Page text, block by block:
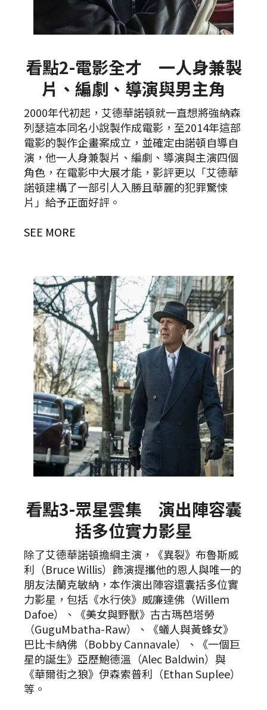
看點2-電影全才 一人身兼製
片、編劇、導演與男主角
2000年代初起，艾德華諾頓就一直想將強納森
列瑟這本同名小說製作成電影，至2014年這部
電影的製作企畫案成立，並確定由諾頓自導自
演，他一人身兼製片、編劇、導演與主演四個
角色，在電影中大展才能，影評更以「艾德華
諾頓建構了一部引人入勝且華麗的犯罪驚悚
片」給予正面好評。
SEE MORE
看點3-眾星雲集 演出陣容囊
括多位實力影星
除了艾德華諾頓擔綱主演，《異裂》布魯斯威
利（Bruce Willis）飾演提攜他的恩人與唯一的
朋友法蘭克敏納，本作演出陣容還囊括多位實
力影星，包括《水行俠》威廉達佛（Willem
Dafoe）、《美女與野獸》古古瑪芭塔勞
（GuguMbatha-Raw）、《蟻人與黃蜂女》
巴比卡納佛（Bobby Cannavale）、《一個巨
星的誕生》亞歷鮑德溫（Alec Baldwin）與
《華爾街之狼》伊森索普利（Ethan Suplee）
等。